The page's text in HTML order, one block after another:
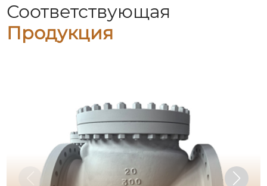
Соответствующая
Продукция